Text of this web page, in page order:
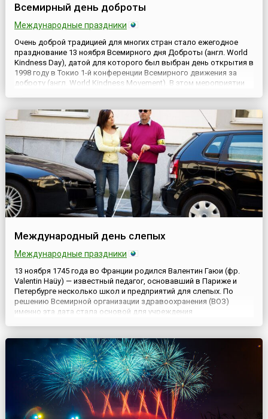
Всемирный день доброты
Международные праздники
Очень доброй традицией для многих стран стало ежегодное
празднование 13 ноября Всемирного дня Доброты (англ. World
Kindness Day), датой для которого был выбран день открытия в
1998 году в Токио 1-й конференции Всемирного движения за
доброту (англ. World Kindness Movement). В этом мероприятии
Международный день слепых
Международные праздники
13 ноября 1745 года во Франции родился Валентин Гаюи (фр.
Valentin Haüy) — известный педагог, основавший в Париже и
Петербурге несколько школ и предприятий для слепых. По
решению Всемирной организации здравоохранения (ВОЗ)
именно эта дата стала основой для учреждения
общественност...